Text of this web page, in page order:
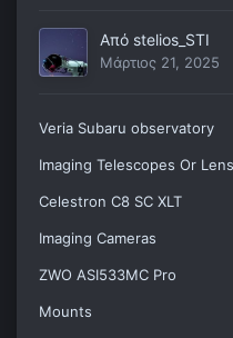
Από stelios_STI
Μάρτιος 21, 2025
Veria Subaru observatory
Imaging Telescopes Or
Celestron C8 SC XLT
Imaging Cameras
ZWO ASI533MC Pro
Mounts